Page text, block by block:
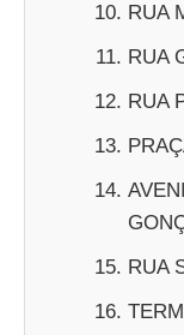
RUA
RUA
RUA
RUA